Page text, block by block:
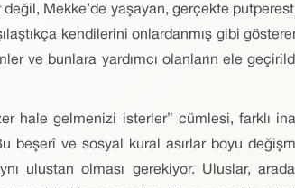
değil, Mekke’de yaşayan, gerçekte
kendilerini onlardanmış gibi
ve bunlara yardımcı olanların ele
hale gelmenizi isterler” cümlesi, farklı
beşerî ve sosyal kural asırlar boyu
ulustan olması gerekiyor. Uluslar,